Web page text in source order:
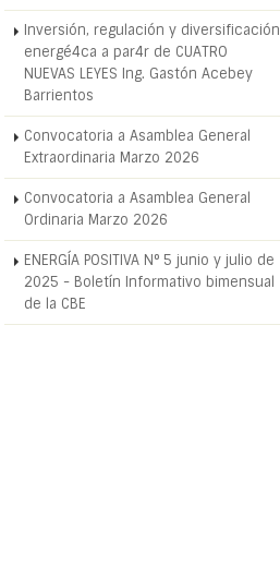
Inversión, regulación y diversificación
energé4ca a par4r de CUATRO
NUEVAS LEYES Ing. Gastón Acebey
Barrientos
Convocatoria a Asamblea General
Extraordinaria Marzo 2026
Convocatoria a Asamblea General
Ordinaria Marzo 2026
ENERGÍA POSITIVA N° 5 junio y julio de
2025 - Boletín Informativo bimensual
de la CBE